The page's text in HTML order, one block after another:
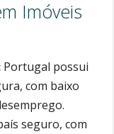
Imóveis
Portugal possui
com baixo
seguro, com